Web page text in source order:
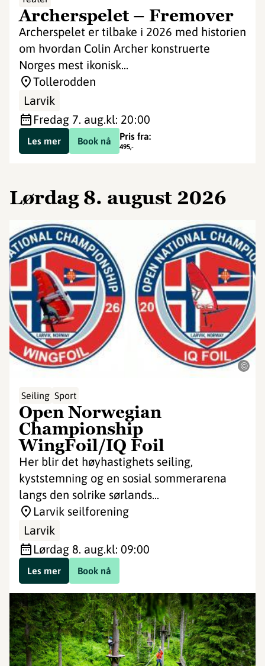
Archerspelet – Fremover
Archerspelet er tilbake i 2026 med historien
om hvordan Colin Archer konstruerte
Norges mest ikonisk...
Tollerodden
Larvik
fredag 7. aug.kl: 20:00
Book nå Pris fra:
495,-
Les mer
lørdag 8. august 2026
©
Seiling Sport
Open Norwegian
Championship
WingFoil/IQ Foil
Her blir det høyhastighets seiling,
kyststemning og en sosial sommerarena
langs den solrike sørlands...
Larvik seilforening
Larvik
lørdag 8. aug.kl: 09:00
Book nå
Les mer